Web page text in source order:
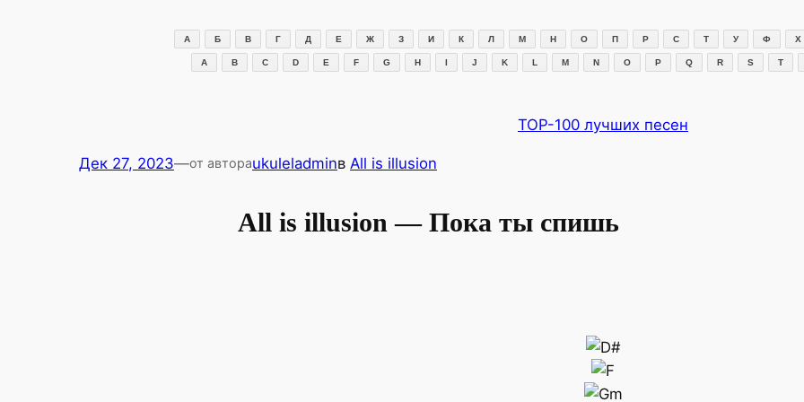
А Б В Г Д Е Ж З И К Л М Н О П Р С Т У Ф Х
A B C D E F G H I J K L M N O P Q R S T
TOP-100 лучших песен
Дек 27, 2023—от автораukuleladminв All is illusion
All is illusion — Пока ты спишь